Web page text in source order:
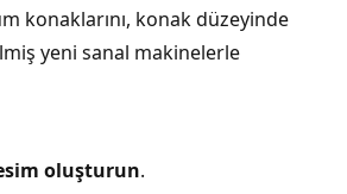
konaklarını, konak düzeyinde
yeni sanal makinelerle
oluşturun.